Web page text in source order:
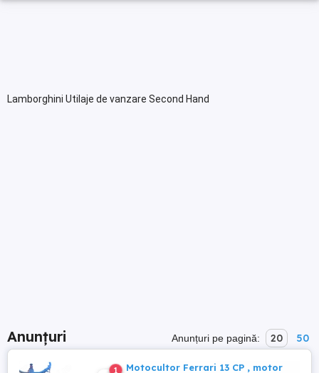
Lamborghini Utilaje de vanzare Second Hand
Anunțuri Anunțuri pe pagină: 20 50
1
Motocultor Ferrari 13 CP , motor